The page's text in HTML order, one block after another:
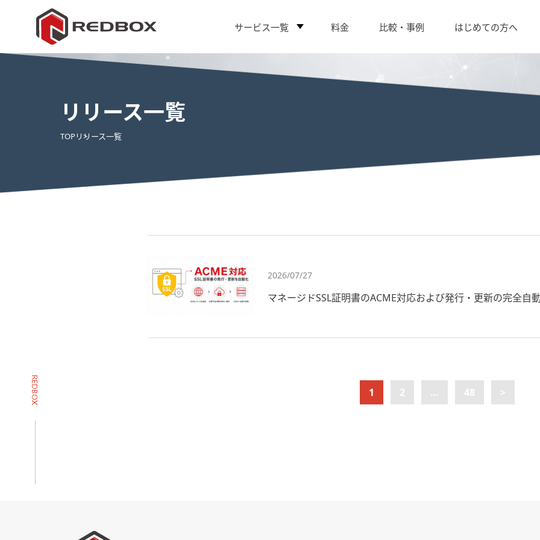
サービス一覧 料金 比較・事例 はじめての方へ
リリース一覧
TOPリリース一覧
2026/07/27
マネージドSSL証明書のACME対応および発行・更新の完全自
1 2 … 48 >